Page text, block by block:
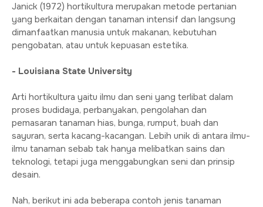
Janick (1972) hortikultura merupakan metode pertanian
yang berkaitan dengan tanaman intensif dan langsung
dimanfaatkan manusia untuk makanan, kebutuhan
pengobatan, atau untuk kepuasan estetika.
- Louisiana State University
Arti hortikultura yaitu ilmu dan seni yang terlibat dalam
proses budidaya, perbanyakan, pengolahan dan
pemasaran tanaman hias, bunga, rumput, buah dan
sayuran, serta kacang-kacangan. Lebih unik di antara ilmu-
ilmu tanaman sebab tak hanya melibatkan sains dan
teknologi, tetapi juga menggabungkan seni dan prinsip
desain.
Nah, berikut ini ada beberapa contoh jenis tanaman